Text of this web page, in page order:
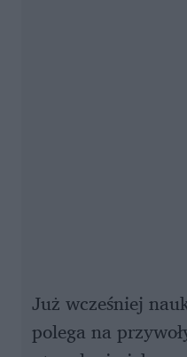
Już wcześniej
polega na